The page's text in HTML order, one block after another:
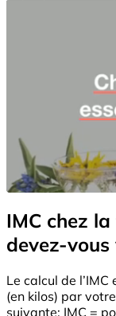
IMC chez
devez-vous
Le calcul de
(en kilos) par
suivante: IMC =